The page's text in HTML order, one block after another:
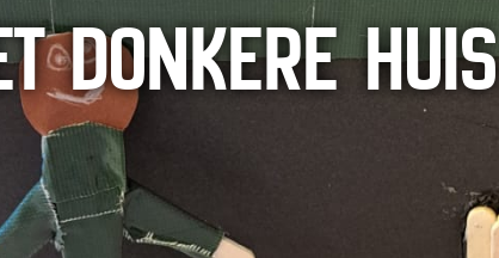
DONKERE HUIS